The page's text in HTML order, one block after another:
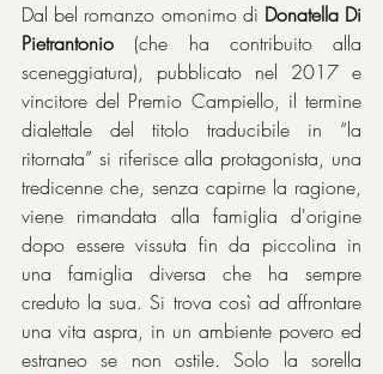
Dal bel romanzo omonimo di Donatella Di
Pietrantonio (che ha contribuito alla
sceneggiatura), pubblicato nel 2017 e
vincitore del Premio Campiello, il termine
dialettale del titolo traducibile in “la
ritornata” si riferisce alla protagonista, una
tredicenne che, senza capirne la ragione,
viene rimandata alla famiglia d'origine
dopo essere vissuta fin da piccolina in
una famiglia diversa che ha sempre
creduto la sua. Si trova così ad affrontare
una vita aspra, in un ambiente povero ed